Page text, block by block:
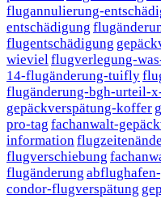
flugannulierung-
entschädigung
flugentschädigung
wieviel flugverlegung-
14-flugänderung-tuifly
flugänderung-bgh-urteil-
gepäckverspätung-koffer
pro-tag fachanwalt-
information
flugverschiebung
flugänderung
condor-flugverspätung